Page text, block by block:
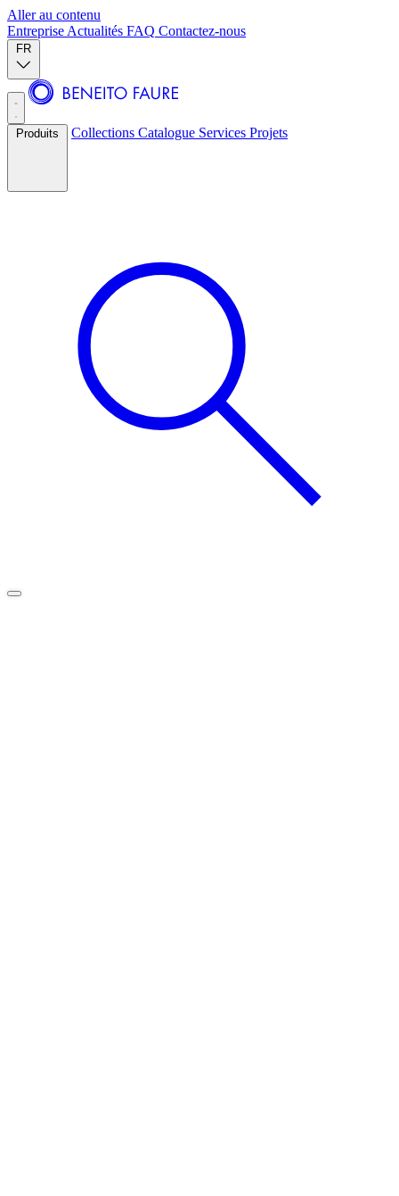
Aller au contenu
Entreprise Actualités FAQ Contactez-nous
FR
Produits Collections Catalogue Services Projets